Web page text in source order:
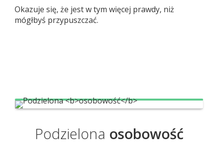
Okazuje się, że jest w tym więcej prawdy, niż
mógłbyś przypuszczać.
Podzielona osobowość